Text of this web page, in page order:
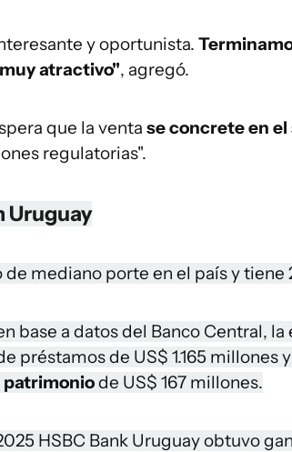
y oportunista.
atractivo", agregó.
que la venta se concrete en
regulatorias".
Uruguay
de mediano porte en el país y
base a datos del Banco Central,
préstamos de US$ 1.165 millones
patrimoniode US$ 167 millones.
HSBC Bank Uruguay obtuvo